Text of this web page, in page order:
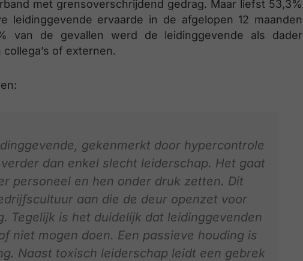
met grensoverschrijdend gedrag. Maar liefst 53,3%
leidinggevende ervaarde in de afgelopen 12 maanden
van de gevallen werd de leidinggevende als dader
of externen.
gekenmerkt door hypercontrole
dan enkel slecht leiderschap. Het gaat
personeel en hen onder druk zetten. Dit
aan die de deur openzet voor
Tegelijk is het duidelijk dat leidinggevenden
niet mogen doen. Een passieve houding is
Naast toxisch leiderschap leidt een gebrek